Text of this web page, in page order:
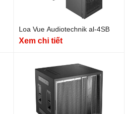
Loa Vue Audiotechnik al-4SB
Xem chi tiết